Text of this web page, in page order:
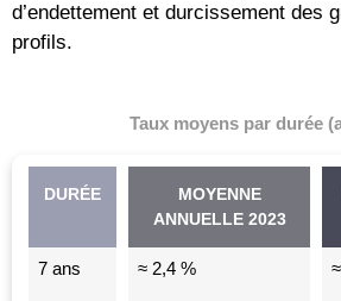
d’endettement et durcissement des
profils.
Taux moyens par durée
DURÉE
MOYENNE
ANNUELLE 2023
7 ans ≈ 2,4 %